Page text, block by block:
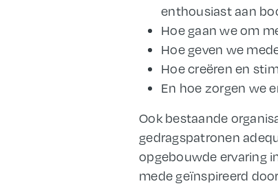
enthousiast aan
Hoe gaan we om
Hoe geven we
Hoe creëren en
En hoe zorgen we
Ook bestaande
gedragspatronen
opgebouwde ervaring
mede geïnspireerd